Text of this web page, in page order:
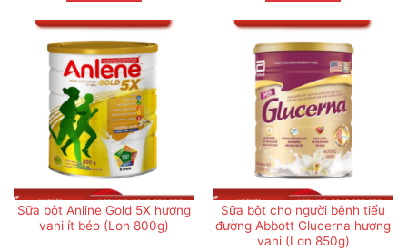
Sữa bột Anline Gold 5X hương
vani ít béo (Lon 800g)
Sữa bột cho người bệnh tiểu
đường Abbott Glucerna hương
vani (Lon 850g)